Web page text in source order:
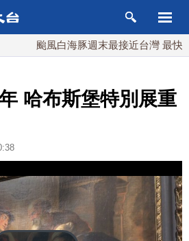
颱風白海豚週末最接近台灣 最快9日可
哈布斯堡特別展重